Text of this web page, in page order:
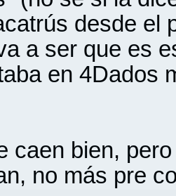
desde el
a ser que es
en 4Dados
caen bien,
no más pre